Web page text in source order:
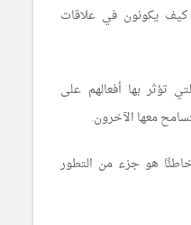
كيف يكونون في علاقات
تؤثر بها أفعالهم على
معها الآخرون.
خاطئًا هو جزء من التطور